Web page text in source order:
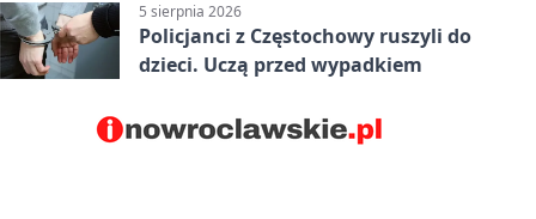
5 sierpnia 2026
Policjanci z Częstochowy ruszyli do
dzieci. Uczą przed wypadkiem